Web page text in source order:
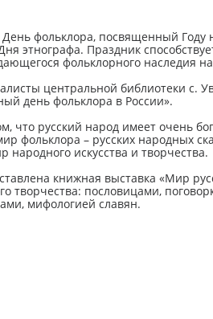
фольклора, посвященный Году
этнографа. Праздник
фольклорного наследия
центральной библиотеки с.
день фольклора в России».
что русский народ имеет очень
фольклора – русских народных
народного искусства и творчества.
книжная выставка «Мир
творчества: пословицами,
мифологией славян.